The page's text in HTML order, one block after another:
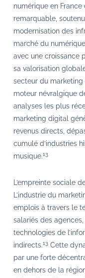
numérique en
remarquable,
modernisation des
marché du
avec une croissance
sa valorisation
secteur du marketing
moteur névralgique
analyses les plus
marketing digital
revenus directs,
cumulé d’industries
musique.13
L’empreinte sociale
L’industrie du
emplois à travers le
salariés des
technologies de
indirects.13Cette
par une forte
en dehors de la